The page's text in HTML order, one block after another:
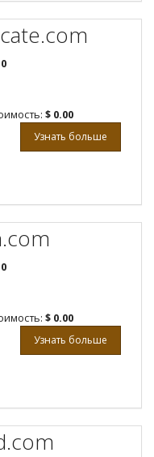
0
$ 0.00
Узнать больше
0
$ 0.00
Узнать больше